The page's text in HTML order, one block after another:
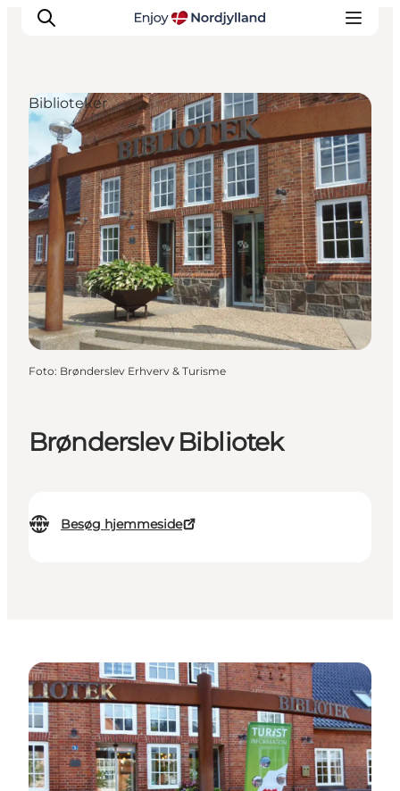
Oplevelser og aktiviteter
Planlæg din tur
Byer og steder
Guides
Det sker
For børn
Brønderslev Bibliotek
Besøg hjemmeside
Biblioteker
Foto: Brønderslev Erhverv & Turisme